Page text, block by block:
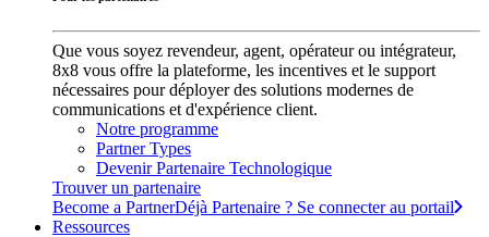
Que vous soyez revendeur, agent, opérateur ou intégrateur,
8x8 vous offre la plateforme, les incentives et le support
nécessaires pour déployer des solutions modernes de
communications et d'expérience client.
Notre programme
Partner Types
Devenir Partenaire Technologique
Trouver un partenaire
Become a PartnerDéjà Partenaire ? Se connecter au portail
Ressources